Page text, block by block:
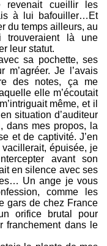
revenait cueillir les
à lui bafouiller…Et
du temps ailleurs, au
trouveraient là une
leur statut.
sa pochette, ses
Je l’avais
des notes, ça me
elle m’écoutait
même, et il
situation d’auditeur
dans mes propos, la
et de captivité. J’en
épuisée, je
avant son
en silence avec ses
Un ange je vous
comme les
gars de chez France
orifice brutal pour
franchement dans le